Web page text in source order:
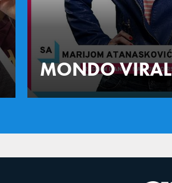
MONDO VIRAL